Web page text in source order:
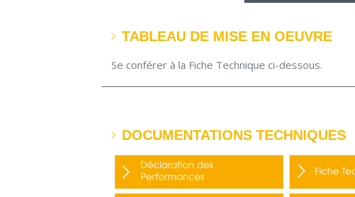
TABLEAU DE MISE EN OEUVRE
Se conférer à la Fiche Technique ci-dessous.
DOCUMENTATIONS TECHNIQUES